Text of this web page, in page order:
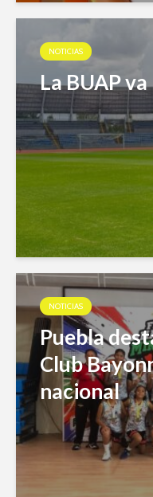
NOTICIAS
La BUAP
NOTICIAS
Puebla
Club
nacional